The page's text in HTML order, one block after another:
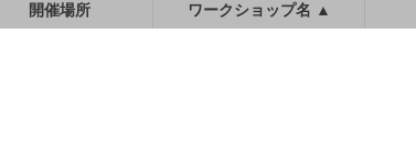
開催場所 ワークショップ名 ▲